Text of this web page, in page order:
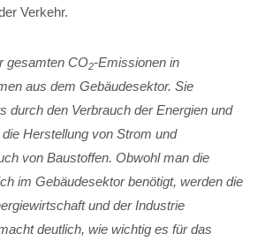
Verkehr.
gesamten CO2-Emissionen in
aus dem Gebäudesektor. Sie
durch den Verbrauch der Energien und
Herstellung von Strom und
von Baustoffen. Obwohl man die
im Gebäudesektor benötigt, werden die
und der Industrie
deutlich, wie wichtig es für das